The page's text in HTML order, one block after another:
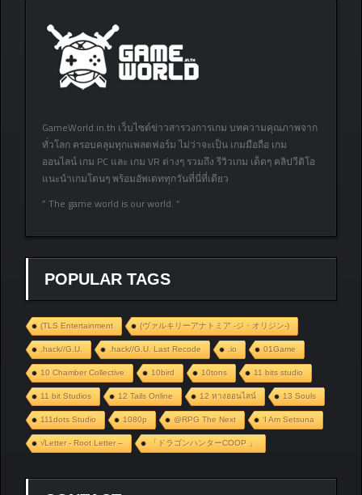
GameWorld.in.th เว็บไซต์ข่าวสารวงการเกม บทความคุณภาพจาก
ทั่วโลก ครอบคลุมทุกแพลตฟอร์ม ไม่ว่าจะเป็น เกมมือถือ เกม
ออนไลน์ เกม PC และ เกม VR ต่างๆ รวมถึง รีวิวเกม เด็ดๆ คลิปวีดิโอ
แนะนำเกมโดนๆ พร้อมอัพเดททุกวันที่นี่ที่เดียว
” The game world is our world. “
POPULAR TAGS
(TLS Entertainment (ヴァルキリーアナトミア ‐ジ・オリジン‐)
.hack//G.U. .hack//G.U. Last Recode .io 01Game
10 Chamber Collective 10bird 10tons 11 bits studio
11 bit Studios 12 Tails Online 12 หางออนไลน์ 13 Souls
111dots Studio 1080p @RPG The Next ‘I Am Setsuna
√Letter - Root Letter – 「ドラゴンハンターCOOP 」